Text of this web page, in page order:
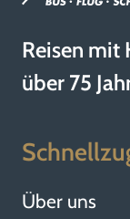
Reisen mit
über 75
Über uns